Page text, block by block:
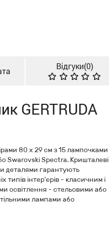
Відгуки(0)
GERTRUDA
80 х 29 см з 15 лампочками
Swarovski Spectra. Кришталеві
деталями гарантують
типів інтер'єрів - класичним і
освітлення - стельовими або
лампами або